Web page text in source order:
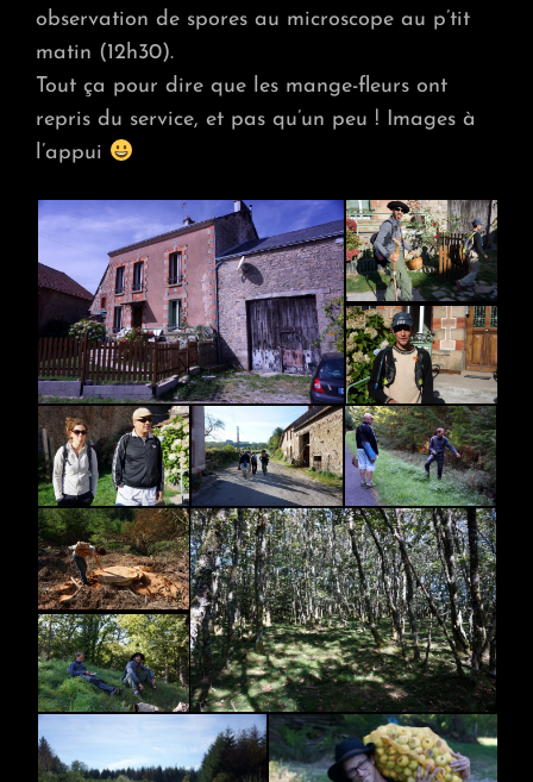
observation de spores au microscope au p’tit
matin (12h30).
Tout ça pour dire que les mange-fleurs ont
repris du service, et pas qu’un peu ! Images à
l’appui